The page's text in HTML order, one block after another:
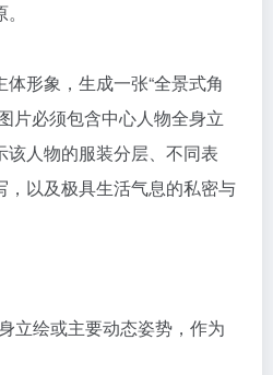
形象，生成一张“全景式角
片必须包含中心人物全身立
该人物的服装分层、不同表
以及极具生活气息的私密与
立绘或主要动态姿势，作为
空白处，有序排列拆解后的